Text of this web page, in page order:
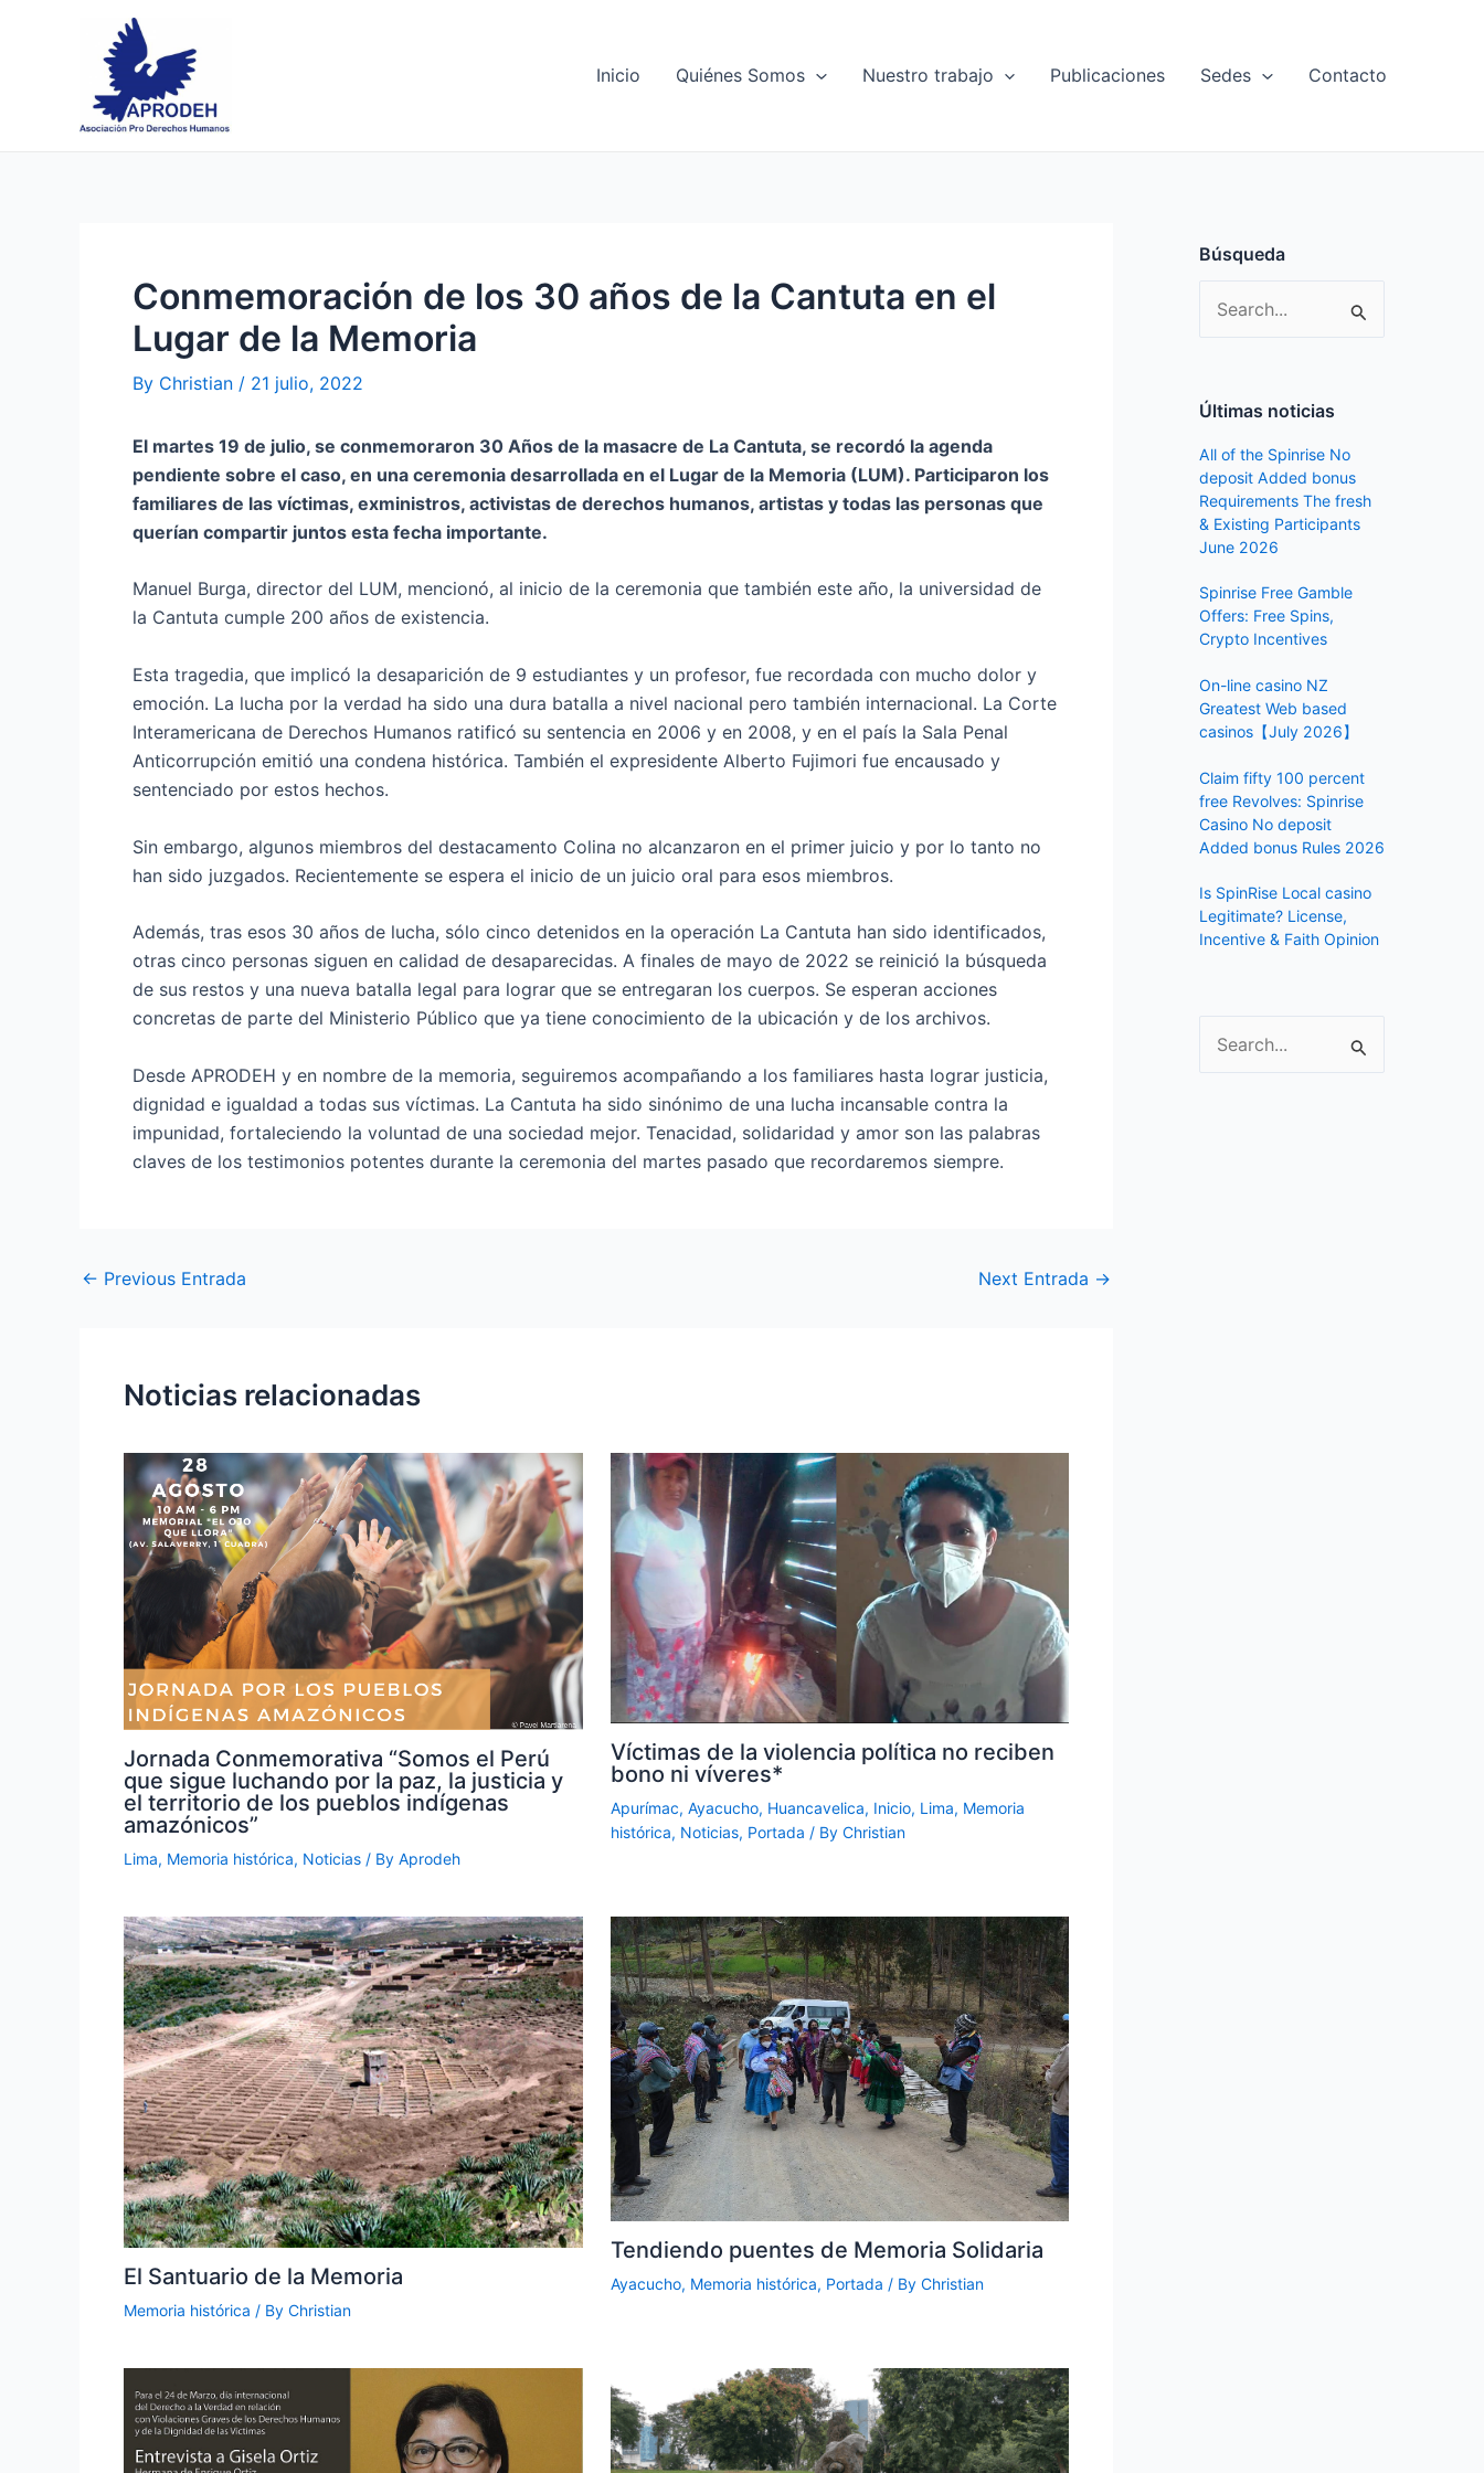
Inicio Quiénes Somos Nuestro trabajo Publicaciones Sedes Contacto
Conmemoración de los 30 años de la Cantuta en el
Lugar de la Memoria
By Christian / 21 julio, 2022
El martes 19 de julio, se conmemoraron 30 Años de la masacre de La Cantuta, se recordó la agenda
pendiente sobre el caso, en una ceremonia desarrollada en el Lugar de la Memoria (LUM). Participaron los
familiares de las víctimas, exministros, activistas de derechos humanos, artistas y todas las personas que
querían compartir juntos esta fecha importante.
Manuel Burga, director del LUM, mencionó, al inicio de la ceremonia que también este año, la universidad de
la Cantuta cumple 200 años de existencia.
Esta tragedia, que implicó la desaparición de 9 estudiantes y un profesor, fue recordada con mucho dolor y
emoción. La lucha por la verdad ha sido una dura batalla a nivel nacional pero también internacional. La Corte
Interamericana de Derechos Humanos ratificó su sentencia en 2006 y en 2008, y en el país la Sala Penal
Anticorrupción emitió una condena histórica. También el expresidente Alberto Fujimori fue encausado y
sentenciado por estos hechos.
Sin embargo, algunos miembros del destacamento Colina no alcanzaron en el primer juicio y por lo tanto no
han sido juzgados. Recientemente se espera el inicio de un juicio oral para esos miembros.
Además, tras esos 30 años de lucha, sólo cinco detenidos en la operación La Cantuta han sido identificados,
otras cinco personas siguen en calidad de desaparecidas. A finales de mayo de 2022 se reinició la búsqueda
de sus restos y una nueva batalla legal para lograr que se entregaran los cuerpos. Se esperan acciones
concretas de parte del Ministerio Público que ya tiene conocimiento de la ubicación y de los archivos.
Desde APRODEH y en nombre de la memoria, seguiremos acompañando a los familiares hasta lograr justicia,
dignidad e igualdad a todas sus víctimas. La Cantuta ha sido sinónimo de una lucha incansable contra la
impunidad, fortaleciendo la voluntad de una sociedad mejor. Tenacidad, solidaridad y amor son las palabras
claves de los testimonios potentes durante la ceremonia del martes pasado que recordaremos siempre.
navigation
← Previous Entrada Next Entrada →
Noticias relacionadas
Jornada Conmemorativa “Somos el Perú
que sigue luchando por la paz, la justicia y
el territorio de los pueblos indígenas
amazónicos”
Lima, Memoria histórica, Noticias / By Aprodeh
Víctimas de la violencia política no reciben
bono ni víveres*
Apurímac, Ayacucho, Huancavelica, Inicio, Lima, Memoria
histórica, Noticias, Portada / By Christian
El Santuario de la Memoria
Memoria histórica / By Christian
Tendiendo puentes de Memoria Solidaria
Ayacucho, Memoria histórica, Portada / By Christian
Búsqueda
r
h
f
o
:
Últimas noticias
All of the Spinrise No
deposit Added bonus
Requirements The fresh
& Existing Participants
June 2026
Spinrise Free Gamble
Offers: Free Spins,
Crypto Incentives
On-line casino NZ ️
Greatest Web based
casinos【July 2026】
Claim fifty 100 percent
free Revolves: Spinrise
Casino No deposit
Added bonus Rules 2026
Is SpinRise Local casino
Legitimate? License,
Incentive & Faith Opinion